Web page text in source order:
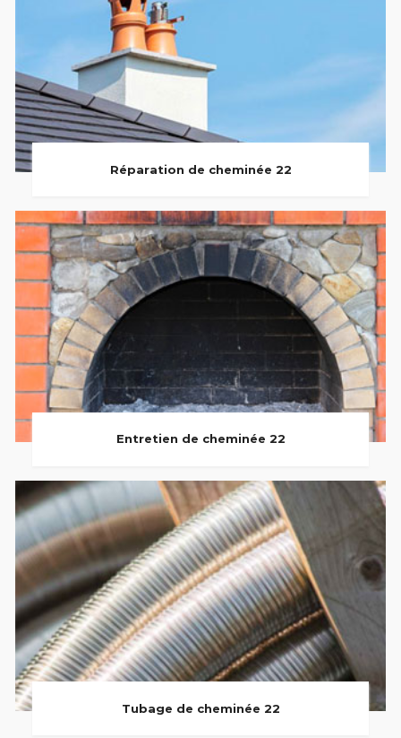
Réparation de cheminée 22
Entretien de cheminée 22
Tubage de cheminée 22